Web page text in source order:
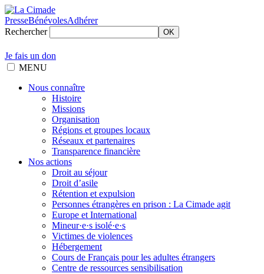
PresseBénévolesAdhérer
Rechercher
OK
Je fais un don
MENU
Nous connaître
Histoire
Missions
Organisation
Régions et groupes locaux
Réseaux et partenaires
Transparence financière
Nos actions
Droit au séjour
Droit d’asile
Rétention et expulsion
Personnes étrangères en prison : La Cimade agit
Europe et International
Mineur·e·s isolé·e·s
Victimes de violences
Hébergement
Cours de Français pour les adultes étrangers
Centre de ressources sensibilisation